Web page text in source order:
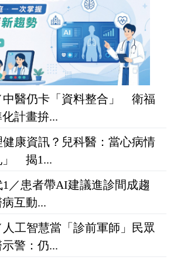
中醫仍卡「資料整合」 衛福
計畫拚...
康資訊？兒科醫：當心病情
」 揭1...
／患者帶AI建議進診間成趨
互動...
工智慧當「診前軍師」民眾
警：仍...